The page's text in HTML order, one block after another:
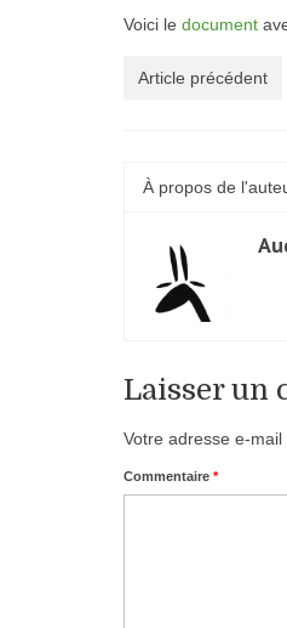
Voici le document
Article précédent
À propos de
Laisser un
Votre adresse e-mail
Commentaire *